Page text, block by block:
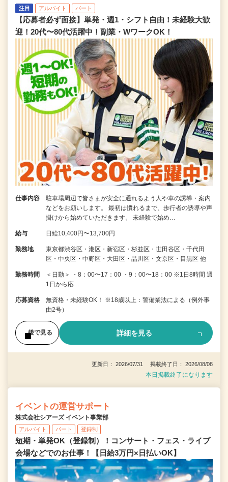
注目 アルバイト パート
【応募者必ず面接】単発・週1・シフト自由！未経験大歓
迎！20代〜80代活躍中！副業・WワークOK！
仕事内容
駐車場周辺で皆さまが安全に通れるよう人や車の誘導・案内
などをお願いします。 最初は慣れるまで、歩行者の誘導や声
掛けから始めていただきます。 未経験で始め…
給与 日給10,400円〜13,700円
勤務地
東京都渋谷区・港区・新宿区・杉並区・世田谷区・千代田
区・中央区・中野区・大田区・品川区・文京区・目黒区 他
勤務時間
＜日勤＞ ・8：00〜17：00 ・9：00〜18：00 ※1日8時間 週
1日から応…
応募資格
無資格・未経験OK！ ※18歳以上：警備業法による（例外事
由2号）
後で見る 詳細を見る
更新日： 2026/07/31 掲載終了日： 2026/08/08
本日掲載終了になります
イベントの運営サポート
株式会社シアーズ イベント事業部
アルバイト パート 登録制
短期・単発OK（登録制）！コンサート・フェス・ライブ
会場などでのお仕事！【日給3万円×日払いOK】